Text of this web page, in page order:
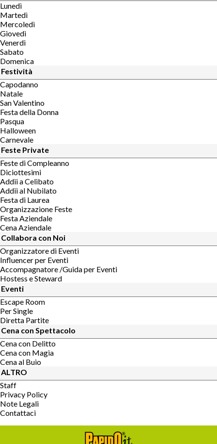
Lunedì
Martedì
Mercoledì
Giovedì
Venerdì
Sabato
Domenica
Festività
Capodanno
Natale
San Valentino
Festa della Donna
Pasqua
Halloween
Carnevale
Feste Private
Feste di Compleanno
Diciottesimi
Addii a Celibato
Addii al Nubilato
Festa di Laurea
Organizzazione Feste
Festa Aziendale
Cena Aziendale
Collabora con Noi
Organizzatore di Eventi
Influencer per Eventi
Accompagnatore /Guida per Eventi
Hostess e Steward
Eventi
Escape Room
Per Single
Diretta Partite
Cena con Spettacolo
Cena con Delitto
Cena con Magia
Cena al Buio
ALTRO
Staff
Privacy Policy
Note Legali
Contattaci